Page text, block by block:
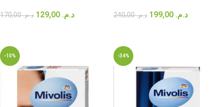
د.م.170,00 د.م. د.م.240,00 د.م.
-10% -34%